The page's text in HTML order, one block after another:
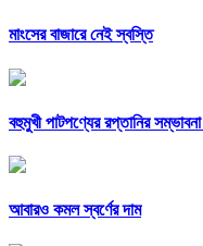
মাংসের বাজারে নেই স্বস্তি
বহুমুখী পাটপণ্যের রপ্তানির সম্ভাবনা
আবারও কমল স্বর্ণের দাম